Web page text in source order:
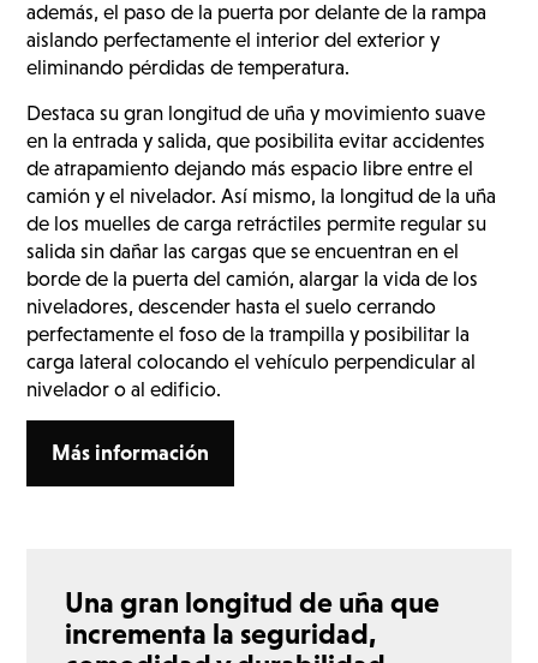
además, el paso de la puerta por delante de la rampa
aislando perfectamente el interior del exterior y
eliminando pérdidas de temperatura.
Destaca su gran longitud de uña y movimiento suave
en la entrada y salida, que posibilita evitar accidentes
de atrapamiento dejando más espacio libre entre el
camión y el nivelador. Así mismo, la longitud de la uña
de los muelles de carga retráctiles permite regular su
salida sin dañar las cargas que se encuentran en el
borde de la puerta del camión, alargar la vida de los
niveladores, descender hasta el suelo cerrando
perfectamente el foso de la trampilla y posibilitar la
carga lateral colocando el vehículo perpendicular al
nivelador o al edificio.
Más información
Una gran longitud de uña que
incrementa la seguridad,